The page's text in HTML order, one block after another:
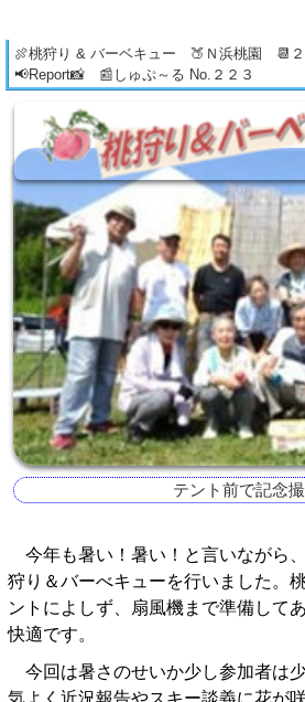
🍖桃狩り & バーベキュー 🍑Ｎ浜桃園 📆
📢Report📸 📰しゅぷ～る No.２２３
テント前で記念
今年も暑い！暑い！と言いながら
狩り＆バーべキューを行いました。
ントによしず、扇風機まで準備して
快適です。
今回は暑さのせいか少し参加者は
気よく近況報告やスキー談義に花が咲